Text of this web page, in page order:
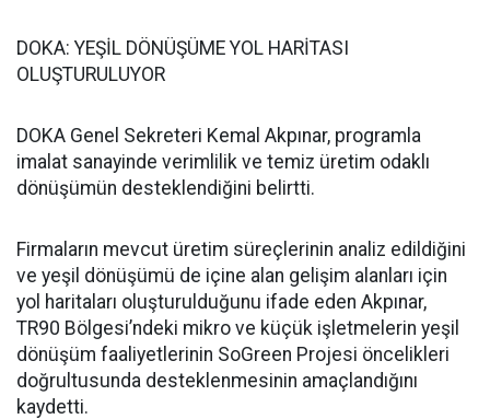
DOKA: YEŞİL DÖNÜŞÜME YOL HARİTASI
OLUŞTURULUYOR
DOKA Genel Sekreteri Kemal Akpınar, programla
imalat sanayinde verimlilik ve temiz üretim odaklı
dönüşümün desteklendiğini belirtti.
Firmaların mevcut üretim süreçlerinin analiz edildiğini
ve yeşil dönüşümü de içine alan gelişim alanları için
yol haritaları oluşturulduğunu ifade eden Akpınar,
TR90 Bölgesi’ndeki mikro ve küçük işletmelerin yeşil
dönüşüm faaliyetlerinin SoGreen Projesi öncelikleri
doğrultusunda desteklenmesinin amaçlandığını
kaydetti.